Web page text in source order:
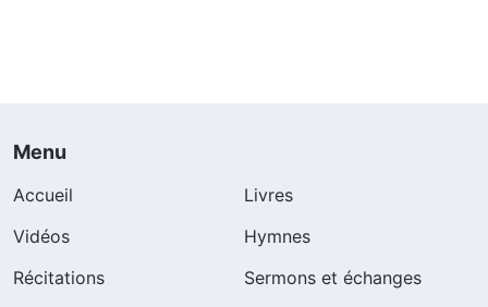
Menu
Accueil
Livres
Vidéos
Hymnes
Récitations
Sermons et échanges